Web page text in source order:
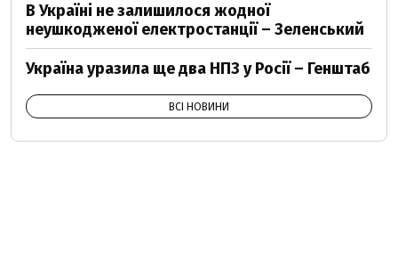
В Україні не залишилося жодної
неушкодженої електростанції – Зеленський
Україна уразила ще два НПЗ у Росії – Генштаб
ВСІ НОВИНИ